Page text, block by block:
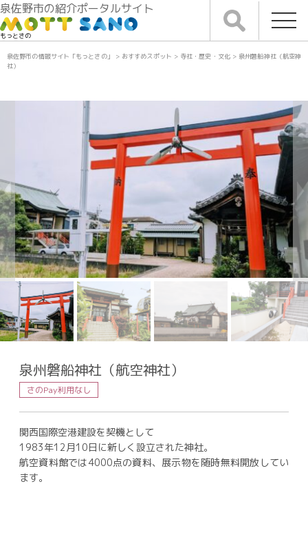
泉佐野市の紹介ポータルサイト
もっとさの
泉佐野市の情報サイト「もっとさの」 > おすすめスポット > 寺社・歴史・文化> 泉州磐船神社（航空神
社）
泉州磐船神社（航空神社）
さのPay利用なし
関西国際空港建設を契機として
1983年12月10日に新しく設立された神社。
航空資料館では4000点の資料、展示物を随時無料開放してい
ます。